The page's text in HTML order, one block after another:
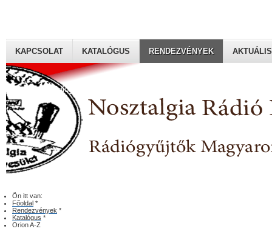
Rádiógyűjtők Magyaroszági Klubja
KAPCSOLAT KATALÓGUS RENDEZVÉNYEK AKTUÁLIS
Ön itt van:
Főoldal *
Rendezvények *
Katalógus *
Orion A-Z